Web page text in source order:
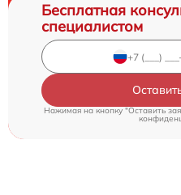
Бесплатная
специалистом
Нажимая на кнопку "Оставить